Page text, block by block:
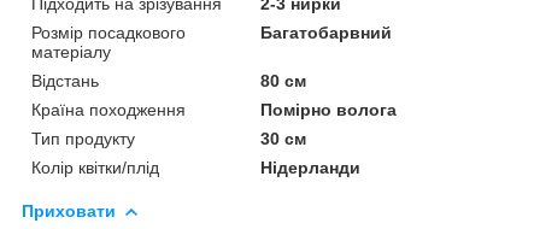
Розмір посадкового
матеріалу
Багатобарвний
Відстань
80 см
Країна походження
Помірно волога
Тип продукту
30 см
Колір квітки/плід
Нідерланди
Приховати